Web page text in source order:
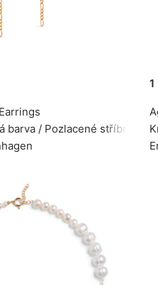
barva / Pozlacené stříbro 925
1